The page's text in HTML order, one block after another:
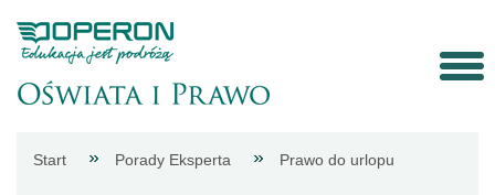
Start Porady Eksperta Prawo do urlopu